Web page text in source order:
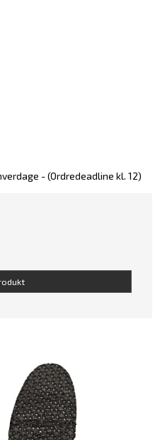
- (Ordredeadline kl. 12)